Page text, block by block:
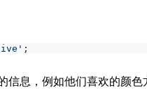
;
息，例如他们喜欢的颜色